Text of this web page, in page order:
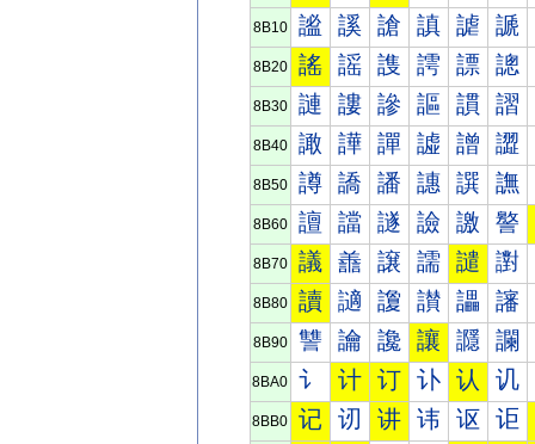
8B10 謐 謑 謒 謓 謔 謕
8B20 謠 謡 謢 謣 謤 謥
8B30 謰 謱 謲 謳 謴 謵
8B40 譀 譁 譂 譃 譄 譅
8B50 譐 譑 譒 譓 譔 譕
8B60 譠 譡 譢 譣 譤 譥
8B70 議 譱 譲 譳 譴 譵
8B80 讀 讁 讂 讃 讄 讅
8B90 讐 讑 讒 讓 讔 讕
8BA0 讠 计 订 讣 认 讥
8BB0 记 讱 讲 讳 讴 讵